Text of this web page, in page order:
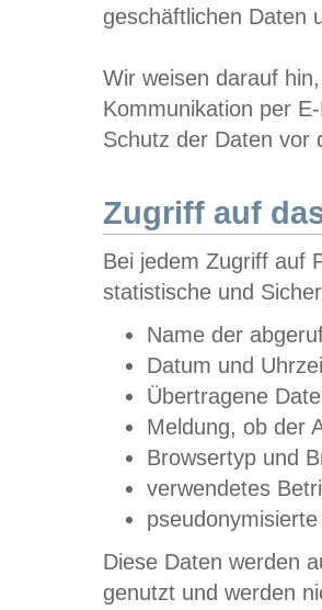
geschäftlichen Daten
Wir weisen darauf
Kommunikation per
Schutz der Daten vor
Zugriff auf
Bei jedem Zugriff auf
statistische und
Name der
Datum und
Übertragene
Meldung, ob der
Browsertyp und
verwendetes
Diese Daten werden
genutzt und werden